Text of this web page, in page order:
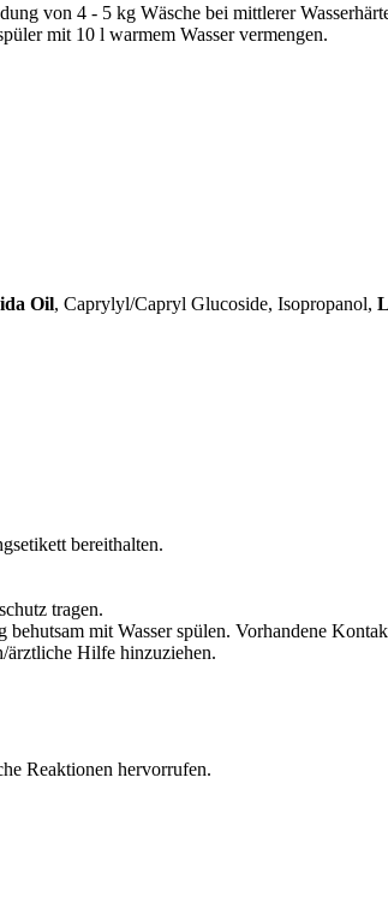
von 4 - 5 kg Wäsche bei mittlerer
mit 10 l warmem Wasser vermengen.
Oil, Caprylyl/Capryl Glucoside, Isopropanol,
bereithalten.
tragen.
mit Wasser spülen. Vorhandene
ärztliche Hilfe hinzuziehen.
Reaktionen hervorrufen.